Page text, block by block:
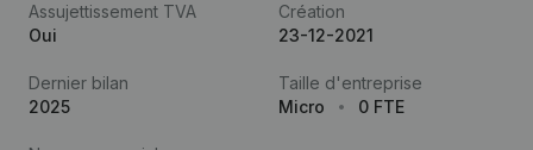
Assujettissement TVA
Oui
Création
23-12-2021
Dernier bilan
2025
Taille d'entreprise
Micro
0 FTE